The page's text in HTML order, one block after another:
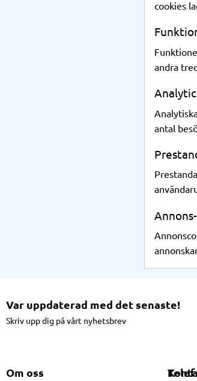
cookies
andra
antal
Var uppdaterad med det senaste!
Skriv upp dig på vårt nyhetsbrev
Om oss